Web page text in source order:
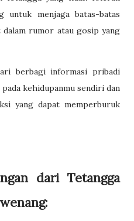
untuk menjaga batas-batas
rumor atau gosip yang
berbagi informasi pribadi
kehidupanmu sendiri dan
yang dapat memperburuk
dari Tetangga